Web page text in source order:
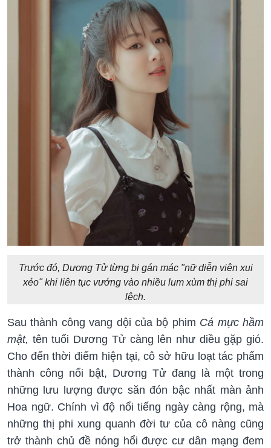
Trước đó, Dương Tử từng bị gán mác "nữ diễn viên xui
xẻo" khi liên tục vướng vào nhiều lum xùm thị phi sai
lệch.
Sau thành công vang dội của bộ phim Cá mực hầm
mật, tên tuổi Dương Tử càng lên như diều gặp gió.
Cho đến thời điểm hiện tại, cô sở hữu loạt tác phẩm
thành công nổi bật, Dương Tử đang là một trong
những lưu lượng được săn đón bậc nhất màn ảnh
Hoa ngữ. Chính vì độ nổi tiếng ngày càng rộng, mà
những thị phi xung quanh đời tư của cô nàng cũng
trở thành chủ đề nóng hổi được cư dân mạng đem